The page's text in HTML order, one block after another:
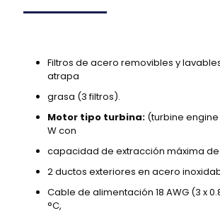
Filtros de acero removibles y
atrapa
grasa (3 filtros).
Motor tipo turbina:(turbine engine
W con
capacidad de extracción máxima de
2 ductos exteriores en acero
Cable de alimentación 18 AWG (3 x
°C,